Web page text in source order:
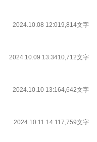
2024.10.08 12:019,814文字
2024.10.09 13:3410,712文字
2024.10.10 13:164,642文字
2024.10.11 14:117,759文字